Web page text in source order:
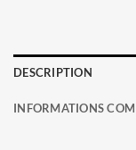
DESCRIPTION
INFORMATIONS